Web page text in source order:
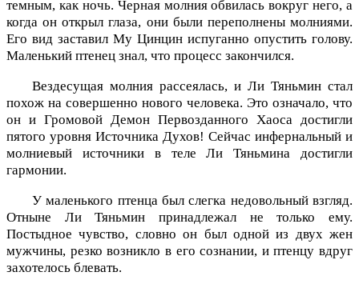
темным, как ночь. Черная молния обвилась вокруг него, а
когда он открыл глаза, они были переполнены молниями.
Его вид заставил Му Цинцин испуганно опустить голову.
Маленький птенец знал, что процесс закончился.
Вездесущая молния рассеялась, и Ли Тяньмин стал
похож на совершенно нового человека. Это означало, что
он и Громовой Демон Первозданного Хаоса достигли
пятого уровня Источника Духов! Сейчас инфернальный и
молниевый источники в теле Ли Тяньмина достигли
гармонии.
У маленького птенца был слегка недовольный взгляд.
Отныне Ли Тяньмин принадлежал не только ему.
Постыдное чувство, словно он был одной из двух жен
мужчины, резко возникло в его сознании, и птенцу вдруг
захотелось блевать.